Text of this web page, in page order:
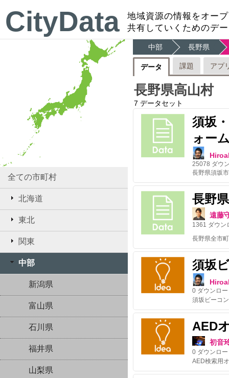
CityData
地域資源の情報をオー
共有していくためのデ
全ての市町村
北海道
東北
関東
中部
新潟県
富山県
石川県
福井県
山梨県
中部 長野県
データ 課題 アプ
長野県高山村
7 データセット
須坂
ォー
25078 ダウ
長野県須坂
長野
遠藤
1361 ダウン
須坂
0 ダウンロ
AED
初音
0 ダウンロ